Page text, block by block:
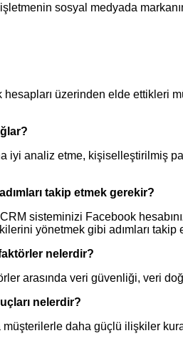
sosyal medyada
üzerinden elde
analiz etme, kişiselleştirilmiş
takip etmek gerekir?
sisteminizi Facebook
yönetmek gibi adımları takip
nelerdir?
arasında veri güvenliği, veri
nelerdir?
daha güçlü ilişkiler